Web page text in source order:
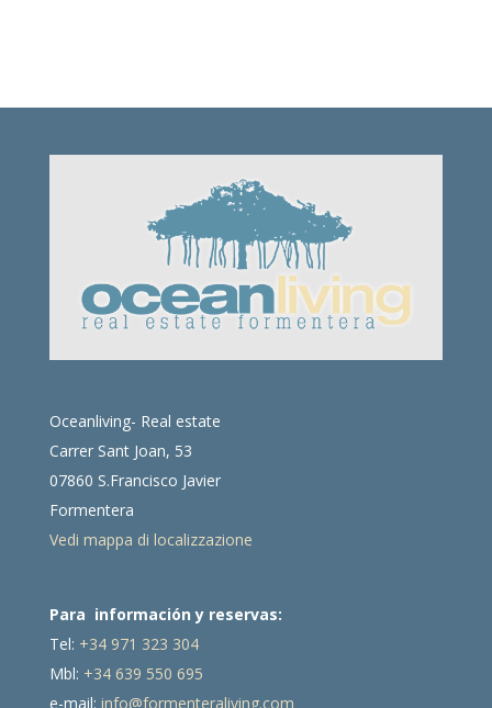
Oceanliving- Real estate
Carrer Sant Joan, 53
07860 S.Francisco Javier
Formentera
Vedi mappa di localizzazione
Para información y reservas:
Tel: +34 971 323 304
Mbl: +34 639 550 695
e-mail: info@formenteraliving.com